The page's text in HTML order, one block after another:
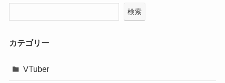
検索
カテゴリー
VTuber